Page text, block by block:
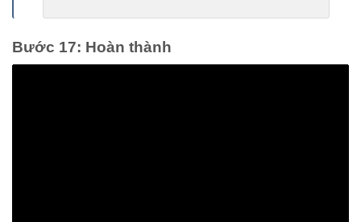
Bước 17: Hoàn thành